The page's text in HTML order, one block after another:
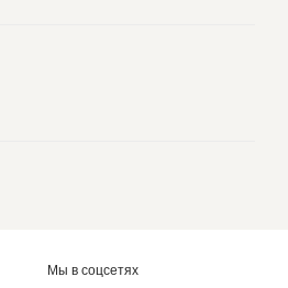
Мы в соцсетях